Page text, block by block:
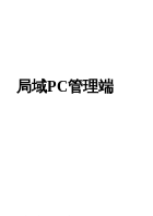
局域PC管理端